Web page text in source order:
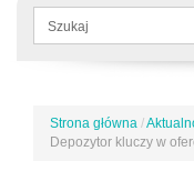
Formularz
Jesteś
tutaj
Strona główna /
Depozytor kluczy w